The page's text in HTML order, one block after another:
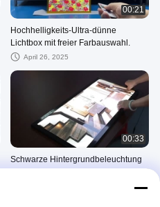
00:21
Hochhelligkeits-Ultra-dünne
Lichtbox mit freier Farbauswahl.
April 26, 2025
00:33
Schwarze Hintergrundbeleuchtung